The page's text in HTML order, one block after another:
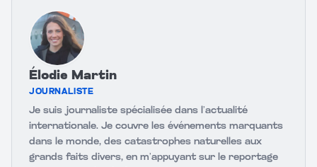
Élodie Martin
JOURNALISTE
Je suis journaliste spécialisée dans l’actualité
internationale. Je couvre les événements marquants
dans le monde, des catastrophes naturelles aux
grands faits divers, en m’appuyant sur le reportage